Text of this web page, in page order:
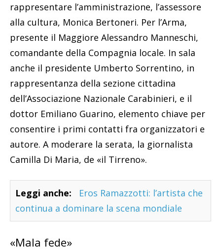
rappresentare l’amministrazione, l’assessore
alla cultura, Monica Bertoneri. Per l’Arma,
presente il Maggiore Alessandro Manneschi,
comandante della Compagnia locale. In sala
anche il presidente Umberto Sorrentino, in
rappresentanza della sezione cittadina
dell’Associazione Nazionale Carabinieri, e il
dottor Emiliano Guarino, elemento chiave per
consentire i primi contatti fra organizzatori e
autore. A moderare la serata, la giornalista
Camilla Di Maria, de «il Tirreno».
Leggi anche:
Eros Ramazzotti: l’artista che
continua a dominare la scena mondiale
«Mala fede»